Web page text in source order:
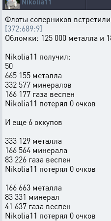
Флоты соперников
[372:689:9]
Обломки: 125 000 металла и
Nikolia11 получил:
50
665 155 металла
332 577 минералов
166 177 газа веспен
Nikolia11 потерял 0 очков
И еще 6 оккупов
333 129 металла
166 564 минерала
83 226 газа веспен
Nikolia11 потерял 0 очков
166 663 металла
83 331 минерал
41 637 газа веспен
Nikolia11 потерял 0 очков